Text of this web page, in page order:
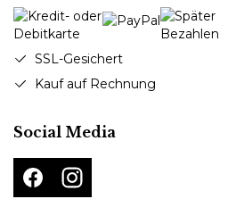
SSL-Gesichert
Kauf auf Rechnung
Social Media